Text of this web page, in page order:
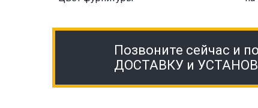
Позвоните сейчас и
ДОСТАВКУ и